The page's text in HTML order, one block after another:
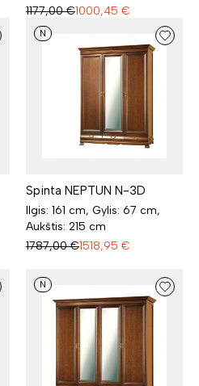
1177,00 €1000,45 €
N
Spinta NEPTUN N-3D
Ilgis: 161 cm, Gylis: 67 cm,
Aukštis: 215 cm
1787,00 €1518,95 €
N